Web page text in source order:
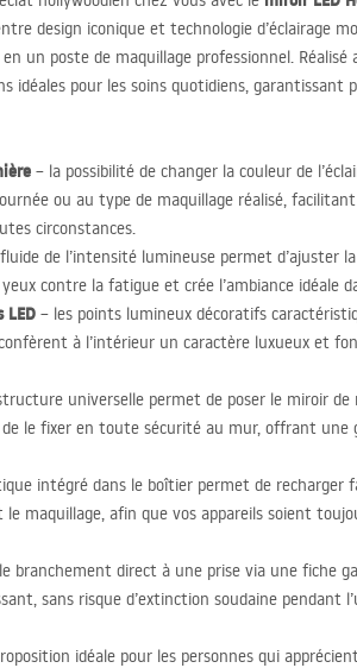
design iconique et technologie d’éclairage
un poste de maquillage professionnel. Réalisé
idéales pour les soins quotidiens, garantissant
– la possibilité de changer la couleur de
ou au type de maquillage réalisé,
circonstances.
de l’intensité lumineuse permet d’ajuster
contre la fatigue et crée l’ambiance idéale
LED – les points lumineux décoratifs
à l’intérieur un caractère luxueux et
universelle permet de poser le miroir de
le fixer en toute sécurité au mur, offrant une
intégré dans le boîtier permet de recharger
maquillage, afin que vos appareils soient
branchement direct à une prise via une fiche
sans risque d’extinction soudaine pendant
idéale pour les personnes qui